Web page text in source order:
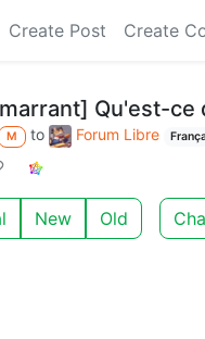
Create Post Create
Qu'est-ce
M to Forum Libre
New Old